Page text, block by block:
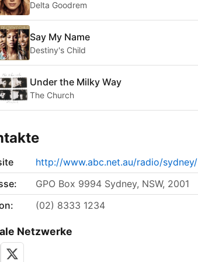
Delta Goodrem
Say My Name
Destiny's Child
Under the Milky Way
The Church
http://www.abc.net.au/radio/sydney/
GPO Box 9994 Sydney, NSW, 2001
(02) 8333 1234
Netzwerke